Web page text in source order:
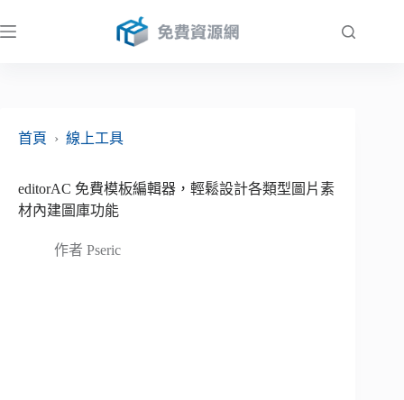
至
首頁
› 線上工具
editorAC 免費模板編輯器，輕鬆設計各類型圖片素
材內建圖庫功能
作者 Pseric